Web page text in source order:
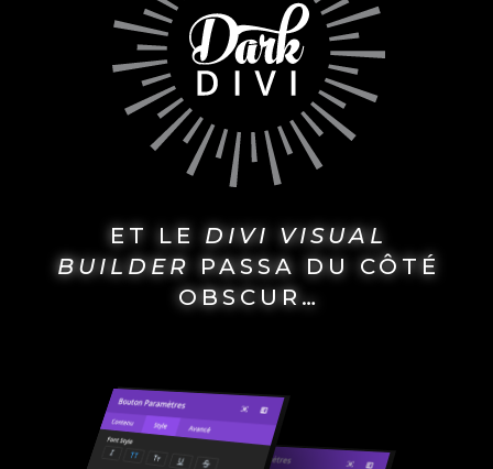
ET LE DIVI VISUAL
BUILDER
PASSA DU CÔTÉ
OBSCUR…